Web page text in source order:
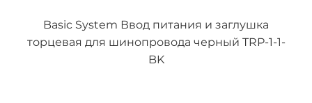
Basic System Ввод питания и заглушка
торцевая для шинопровода черный TRP-1-1-
BK